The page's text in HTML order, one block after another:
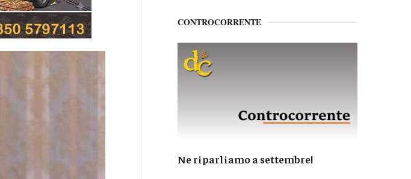
CONTROCORRENTE
Ne riparliamo a settembre!